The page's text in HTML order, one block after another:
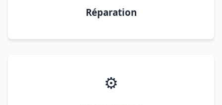
Réparation
⚙️